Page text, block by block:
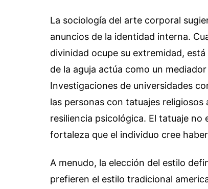
La sociología del arte corporal
anuncios de la identidad interna.
divinidad ocupe su extremidad,
de la aguja actúa como un
Investigaciones de universidades
las personas con tatuajes
resiliencia psicológica. El tatuaje
fortaleza que el individuo cree
A menudo, la elección del estilo
prefieren el estilo tradicional